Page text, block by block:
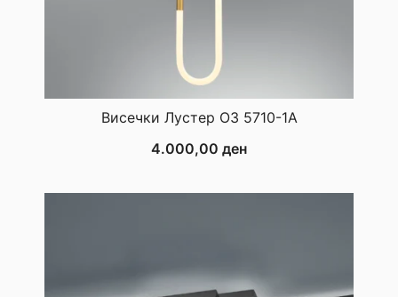
Висечки Лустер ОЗ 5710-1А
4.000,00 ден